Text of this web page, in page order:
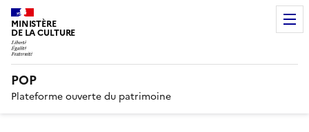
MINISTÈRE
DE LA CULTURE
POP
Plateforme ouverte du patrimoine